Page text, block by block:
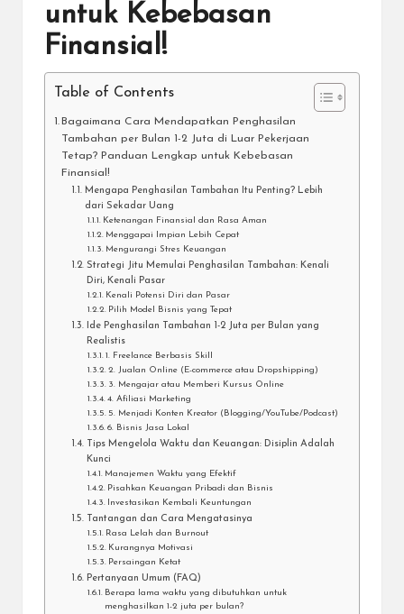
untuk Kebebasan
Finansial!
Table of Contents
Bagaimana Cara Mendapatkan Penghasilan
Tambahan per Bulan 1-2 Juta di Luar Pekerjaan
Tetap? Panduan Lengkap untuk Kebebasan
Finansial!
Mengapa Penghasilan Tambahan Itu Penting? Lebih
dari Sekadar Uang
Ketenangan Finansial dan Rasa Aman
Menggapai Impian Lebih Cepat
Mengurangi Stres Keuangan
Strategi Jitu Memulai Penghasilan Tambahan: Kenali
Diri, Kenali Pasar
Kenali Potensi Diri dan Pasar
Pilih Model Bisnis yang Tepat
Ide Penghasilan Tambahan 1-2 Juta per Bulan yang
Realistis
1. Freelance Berbasis Skill
2. Jualan Online (E-commerce atau Dropshipping)
3. Mengajar atau Memberi Kursus Online
4. Afiliasi Marketing
5. Menjadi Konten Kreator (Blogging/YouTube/Podcast)
6. Bisnis Jasa Lokal
Tips Mengelola Waktu dan Keuangan: Disiplin Adalah
Kunci
Manajemen Waktu yang Efektif
Pisahkan Keuangan Pribadi dan Bisnis
Investasikan Kembali Keuntungan
Tantangan dan Cara Mengatasinya
Rasa Lelah dan Burnout
Kurangnya Motivasi
Persaingan Ketat
Pertanyaan Umum (FAQ)
Berapa lama waktu yang dibutuhkan untuk
menghasilkan 1-2 juta per bulan?